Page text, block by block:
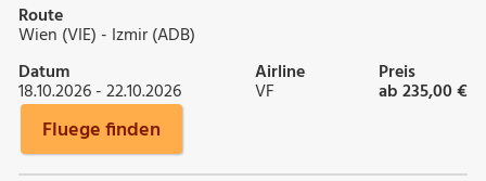
Route
Wien (VIE) - Izmir (ADB)
Datum
18.10.2026 - 22.10.2026
Airline
VF
Preis
ab 235,00 €
Fluege finden